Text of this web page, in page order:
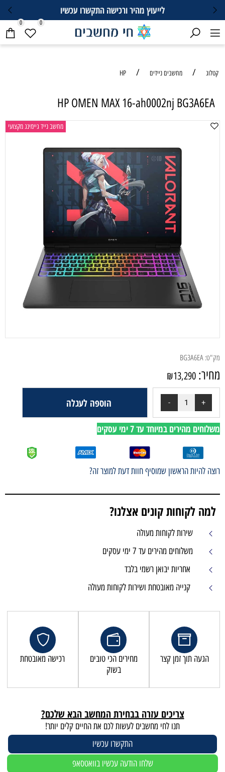
לייעוץ מהיר ורכישה התקשרו עכשיו
0 0
קטלוג / מחשבים ניידים /
HP
HP OMEN MAX 16-ah0002nj BG3A6EA
מחשב נייד גיימינג מקצועי
מק"ט: BG3A6EA
מחיר: ₪13,290
הוספה לעגלה
משלוחים מהירים במיוחד עד 7 ימי עסקים
רוצה להיות הראשון שמוסיף חוות דעת למוצר זה?
למה לקוחות קונים אצלנו?
שירות לקוחות מעולה
משלוחים מהירים עד 7 ימי עסקים
אחריות יבואן רשמי בלבד
קנייה מאובטחת ושירות לקוחות מעולה
הגעה תוך זמן קצר
מחירים הכי טובים
בשוק
רכישה מאובטחת
צריכים עזרה בבחירת המחשב הבא שלכם?
תנו לחי מחשבים לעשות לכם את החיים קלים יותר!
התקשרו עכשיו
שלחו הודעה עכשיו בוואטסאפ